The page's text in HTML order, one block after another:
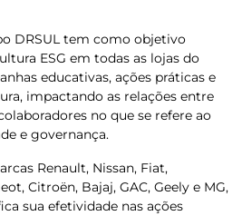
DRSUL tem como objetivo
ESG em todas as lojas do
educativas, ações práticas e
impactando as relações entre
no que se refere ao
e governança.
Renault, Nissan, Fiat,
Citroën, Bajaj, GAC, Geely e MG,
sua efetividade nas ações